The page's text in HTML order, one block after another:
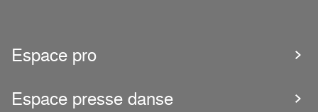
Espace pro
Espace presse danse